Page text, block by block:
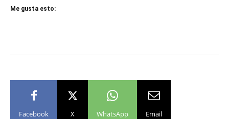
Me gusta esto:
Facebook X WhatsApp Email